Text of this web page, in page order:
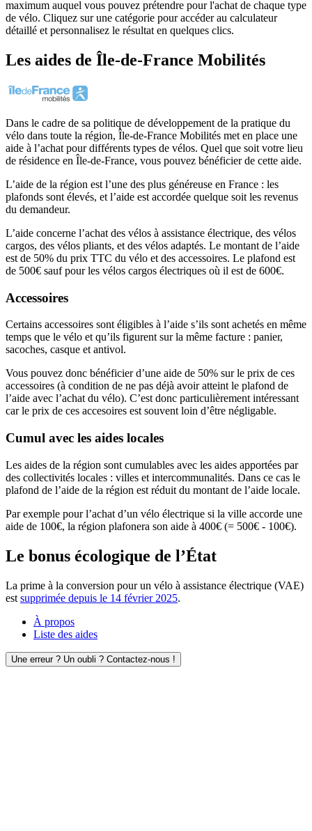
maximum auquel vous pouvez prétendre pour l'achat de chaque type
de vélo. Cliquez sur une catégorie pour accéder au calculateur
détaillé et personnalisez le résultat en quelques clics.
Les aides de Île-de-France Mobilités
Dans le cadre de sa politique de développement de la pratique du
vélo dans toute la région, Île-de-France Mobilités met en place une
aide à l’achat pour différents types de vélos. Quel que soit votre lieu
de résidence en Île-de-France, vous pouvez bénéficier de cette aide.
L’aide de la région est l’une des plus généreuse en France : les
plafonds sont élevés, et l’aide est accordée quelque soit les revenus
du demandeur.
L’aide concerne l’achat des vélos à assistance électrique, des vélos
cargos, des vélos pliants, et des vélos adaptés. Le montant de l’aide
est de 50% du prix TTC du vélo et des accessoires. Le plafond est
de 500€ sauf pour les vélos cargos électriques où il est de 600€.
Accessoires
Certains accessoires sont éligibles à l’aide s’ils sont achetés en même
temps que le vélo et qu’ils figurent sur la même facture : panier,
sacoches, casque et antivol.
Vous pouvez donc bénéficier d’une aide de 50% sur le prix de ces
accessoires (à condition de ne pas déjà avoir atteint le plafond de
l’aide avec l’achat du vélo). C’est donc particulièrement intéressant
car le prix de ces accesoires est souvent loin d’être négligable.
Cumul avec les aides locales
Les aides de la région sont cumulables avec les aides apportées par
des collectivités locales : villes et intercommunalités. Dans ce cas le
plafond de l’aide de la région est réduit du montant de l’aide locale.
Par exemple pour l’achat d’un vélo électrique si la ville accorde une
aide de 100€, la région plafonera son aide à 400€ (= 500€ - 100€).
Le bonus écologique de l’État
La prime à la conversion pour un vélo à assistance électrique (VAE)
est supprimée depuis le 14 février 2025.
À propos
Liste des aides
Une erreur ? Un oubli ? Contactez-nous !